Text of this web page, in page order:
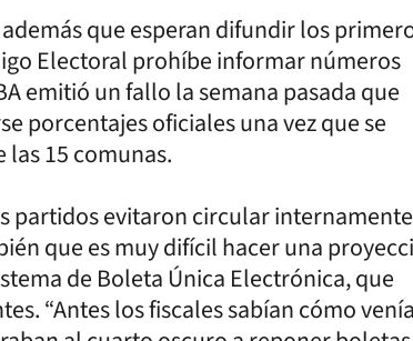
que esperan difundir los
Electoral prohíbe informar números
emitió un fallo la semana pasada que
porcentajes oficiales una vez que se
las 15 comunas.
partidos evitaron circular internamente
que es muy difícil hacer una
de Boleta Única Electrónica, que
“Antes los fiscales sabían cómo